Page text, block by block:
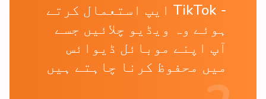
TikTok ایپ استعمال کرتے
ہوئے وہ ویڈیو چلائیں جسے
آپ اپنے موبائل ڈیوائس
میں محفوظ کرنا چاہتے ہیں